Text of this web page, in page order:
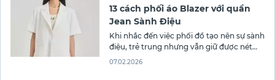
13 cách phối áo Blazer với quần
Jean Sành Điệu
Khi nhắc đến việc phối đồ tạo nên sự sành
điệu, trẻ trung nhưng vẫn giữ được nét
thanh lịch, không thể không nhắc đến sự
07.02.2026